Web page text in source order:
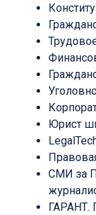
Юрист
СМИ за
ГАРАНТ.